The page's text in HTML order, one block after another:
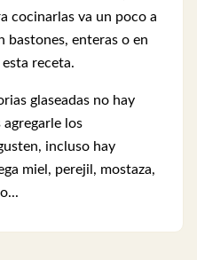
cocinarlas va un poco a
bastones, enteras o en
receta.
glaseadas no hay
agregarle los
incluso hay
miel, perejil, mostaza,